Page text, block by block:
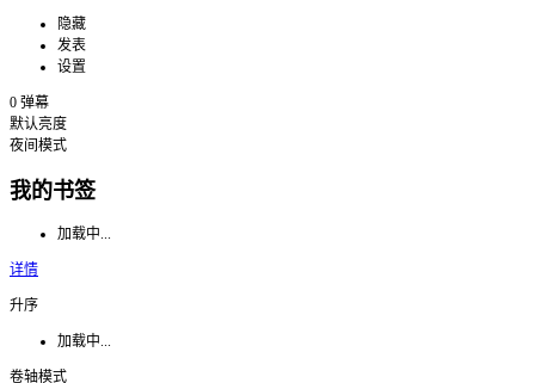
隐藏
发表
设置
0 弹幕
默认亮度
夜间模式
我的书签
加载中...
详情
升序
加载中...
卷轴模式